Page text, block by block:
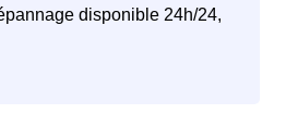
disponible 24h/24,